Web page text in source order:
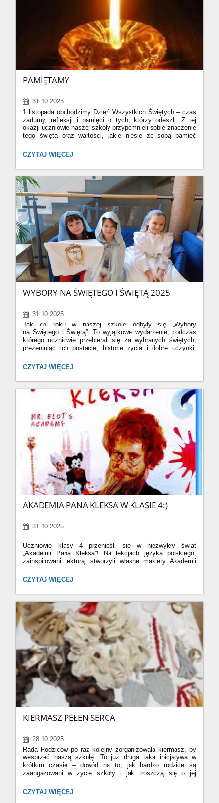
6
PAMIĘTAMY
31.10.2025
1 listopada obchodzimy Dzień Wszystkich Świętych – czas
zadumy, refleksji i pamięci o tych, którzy odeszli. Z tej
okazji uczniowie naszej szkoły przypomnieli sobie znaczenie
tego święta oraz wartości, jakie niesie ze sobą pamięć
o bliskich i bohaterach naszej historii.
Jak co roku, uczniowie odwiedzili pobliski cmentarz oraz
miejsca pamięci narodowej. Zapalili znicze na Grobie
Nieznanego Żołnierza, przy rondzie Batalionów Chłopskich,
a także przy tablicy upamiętniającej byłego kierownika
naszej szkoły Porucznika Stefana Rybarczyka.
W ten
sposób oddali hołd tym, którzy poświęcili swoje życie dla
wolności Ojczyzny, oraz przypomnieli o znaczeniu pamięci
i wdzięczności wobec lokalnych bohaterów.To piękna lekcja
patriotyzmu i szacunku dla historii, którą nasi uczniowie
pielęgnują każdego roku.
PAMIĘTAMY:
CZYTAJ WIĘCEJ
WYBORY NA ŚWIĘTEGO I ŚWIĘTĄ 2025
31.10.2025
Jak co roku w naszej szkole odbyły się „Wybory
na Świętego i Świętą”. To wyjątkowe wydarzenie, podczas
którego uczniowie przebierali się za wybranych świętych,
prezentując ich postacie, historie życia i dobre uczynki.
Na szkolnych korytarzach można było spotkać wielu
znanych świętych – w pięknych strojach, z atrybutami
i szerokimi uśmiechami. Dzieci z dumą opowiadały o swoich
także dziś. W konkursie plastycznym pt:"Różaniec w mojej
rodzinie" uczniowie zaprezentowali swoje przepiękne prace.
Wszystkim uczestnikom gratulujemy odwagi, kreatywności
i pięknego świadectwa wiary!
Zapraszamy do obejrzenia
zdjęć z wydarzenia!
WYBORY
ŚWIĘTEGO
I
CZYTAJ WIĘCEJ
AKADEMIA PANA KLEKSA W KLASIE 4:)
31.10.2025
Uczniowie klasy 4 przenieśli się w niezwykły świat
„Akademii Pana Kleksa”! Na lekcjach języka polskiego,
zainspirowani lekturą, stworzyli własne makiety Akademii
plasteliny, a nawet elementów recyklingowych.
prawdziwe małe dzieła sztuki, pełne kolorów, wyobraźni
i kreatywności! Gotowe prace można było podziwiać
na szkolnej wystawie, która cieszyła się dużym
zainteresowaniem uczniów i nauczycieli.
Gratulujemy
czwartoklasistom pomysłowości i zaangażowania!
AKADEMIA
KLEKSA
W
KLASIE
4:):
CZYTAJ WIĘCEJ
KIERMASZ PEŁEN SERCA
28.10.2025
Rada Rodziców po raz kolejny zorganizowała kiermasz, by
wesprzeć naszą szkołę. To już druga taka inicjatywa w
krótkim czasie – dowód na to, jak bardzo rodzice są
zaangażowani w życie szkoły i jak troszczą się o jej
potrzeby. Dziękujemy za wspaniałą organizację, poświęcony
czas i otwarte serca! Dzięki Wam nasza szkolna
społeczność staje się jeszcze bardziej wyjątkowa.
KIERMASZ
CZYTAJ WIĘCEJ